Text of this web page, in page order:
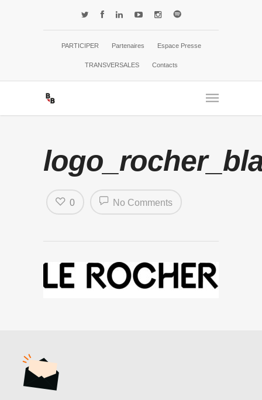
PARTICIPER Partenaires Espace Presse
TRANSVERSALES Contacts
No Comments
0